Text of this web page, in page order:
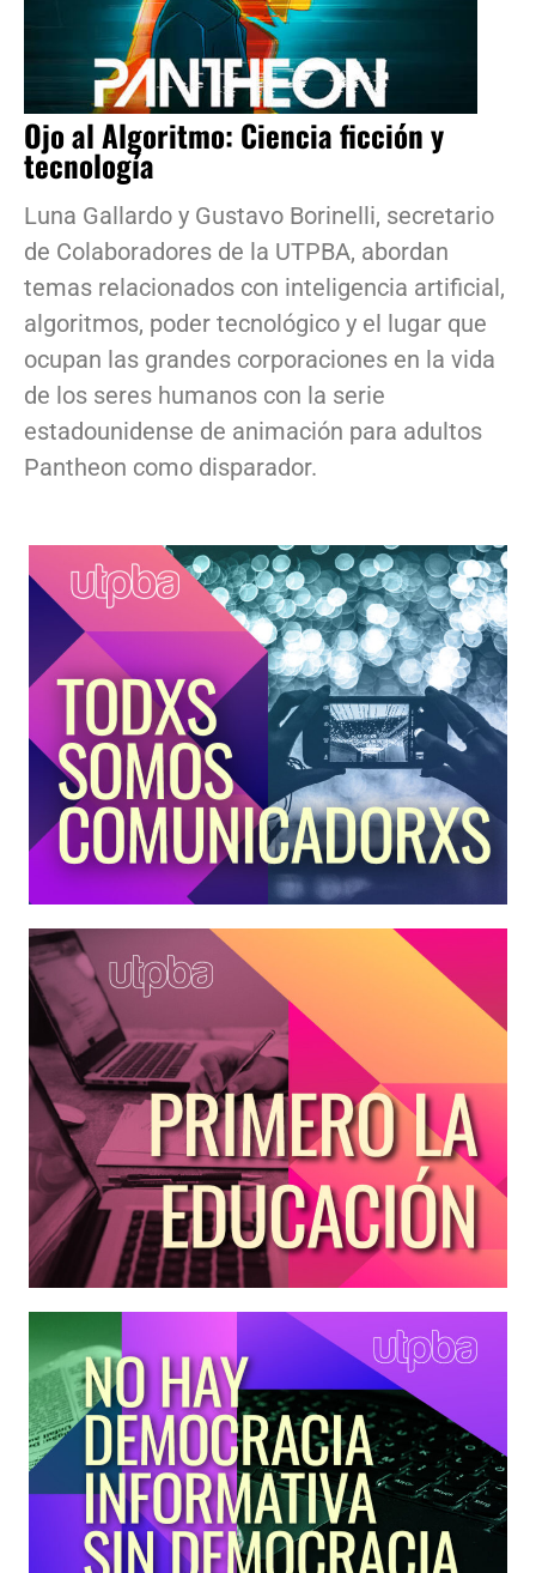
Ojo al Algoritmo: Ciencia ficción y
tecnología
Luna Gallardo y Gustavo Borinelli, secretario
de Colaboradores de la UTPBA, abordan
temas relacionados con inteligencia artificial,
algoritmos, poder tecnológico y el lugar que
ocupan las grandes corporaciones en la vida
de los seres humanos con la serie
estadounidense de animación para adultos
Pantheon como disparador.